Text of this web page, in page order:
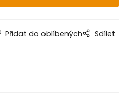
Přidat do oblíbených Sdílet